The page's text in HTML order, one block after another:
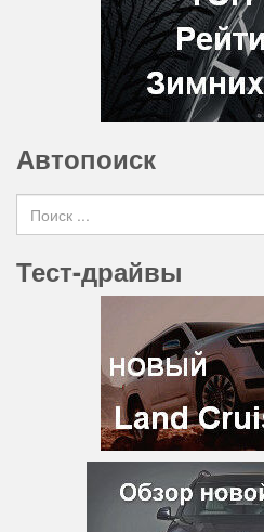
Автопоиск
Search for
Тест-драйвы